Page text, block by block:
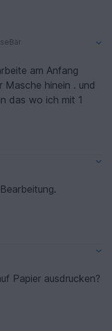
am Anfang
Masche hinein . und
das wo ich mit 1
Papier ausdrucken?